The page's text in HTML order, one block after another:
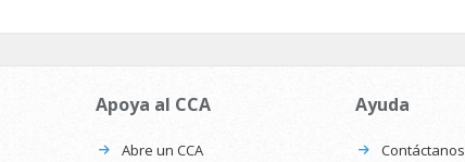
Apoya al CCA
Abre un CCA
Ayuda
Contáctanos